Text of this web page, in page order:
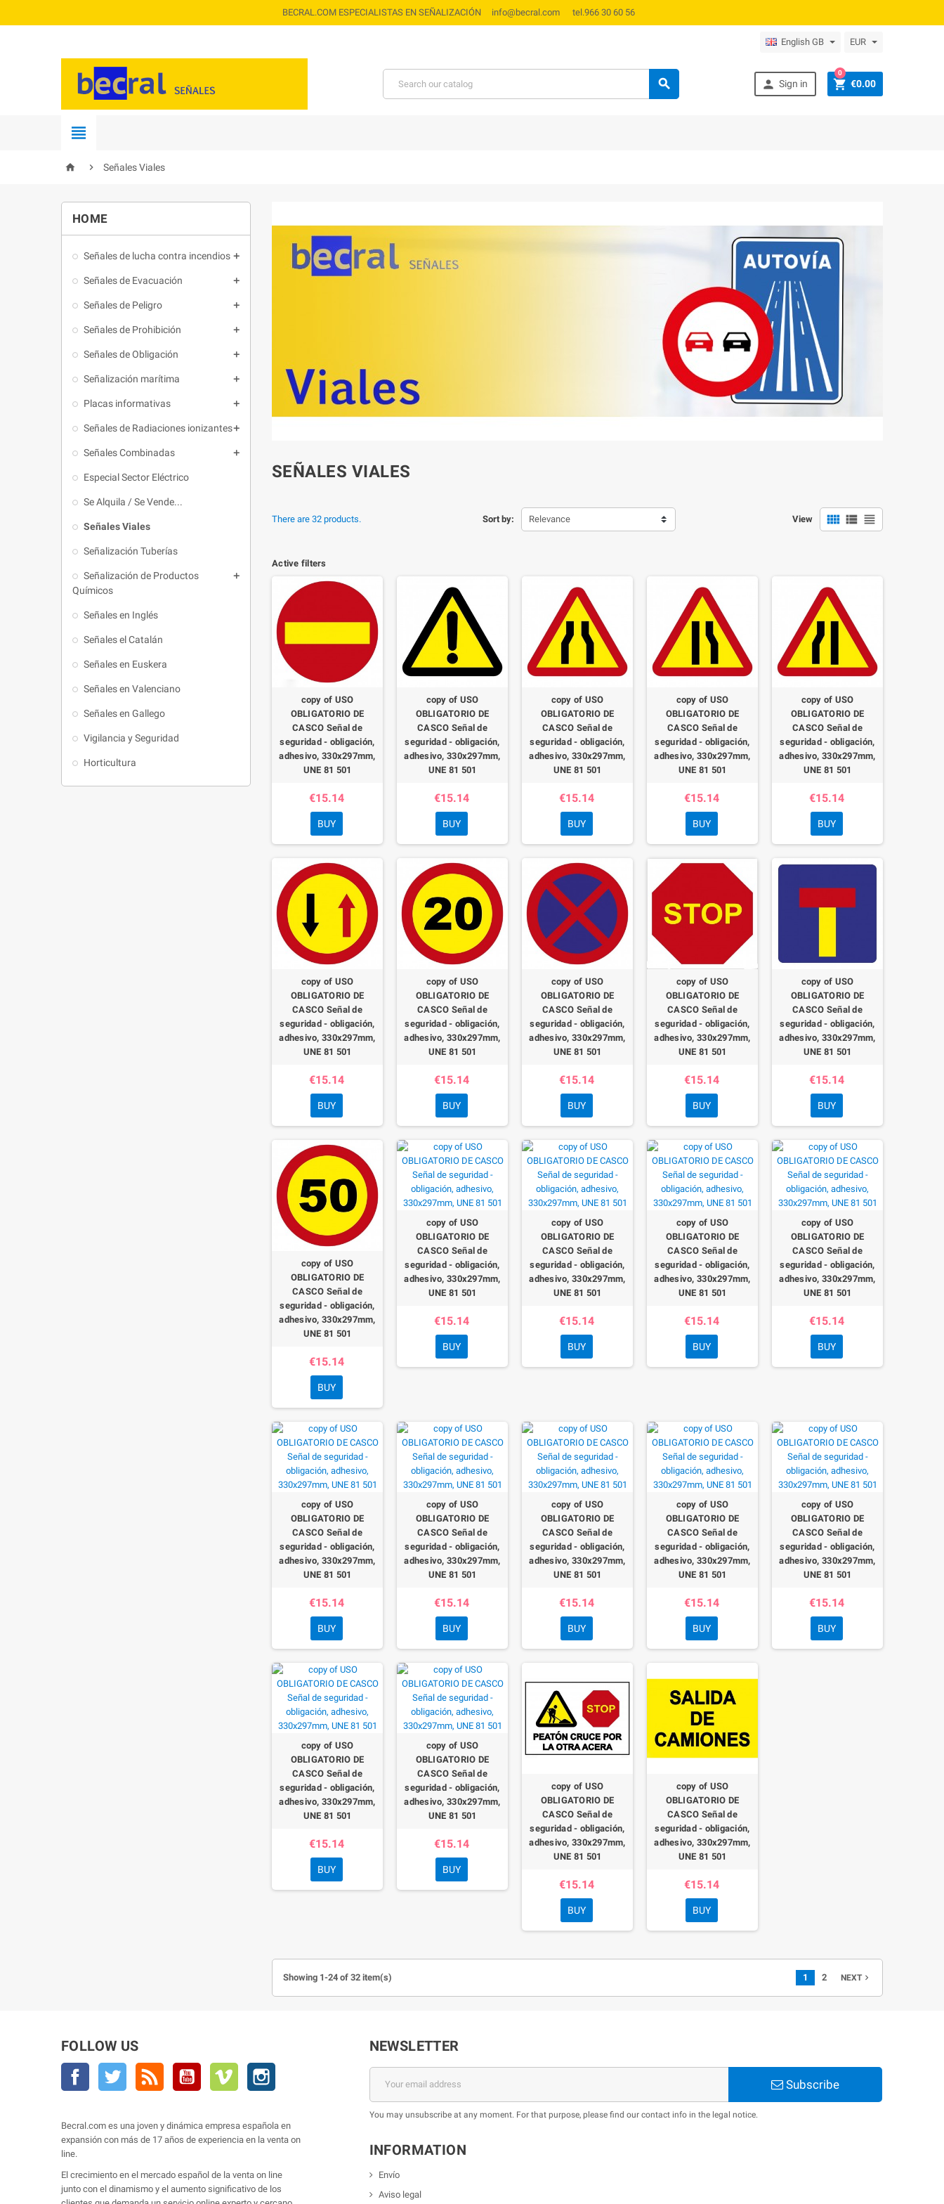
BECRAL.COM ESPECIALISTAS EN SEÑALIZACIÓN info@becral.com tel.966 30 60 56
English GB EUR
  Sign in  €0.00
0

  Señales Viales
HOME
Señales de lucha contra incendios 
Señales de Evacuación 
Señales de Peligro 
Señales de Prohibición 
Señales de Obligación 
Señalización marítima 
Placas informativas 
Señales de Radiaciones ionizantes
Señales Combinadas 
Especial Sector Eléctrico
Se Alquila / Se Vende...
Señales Viales
Señalización Tuberías
Señalización de Productos
Químicos

Señales en Inglés
Señales el Catalán
Señales en Euskera
Señales en Valenciano
Señales en Gallego
Vigilancia y Seguridad
Horticultura
SEÑALES VIALES
There are 32 products. Sort by: Relevance View   
Active filters
copy of USO
OBLIGATORIO DE
CASCO Señal de
seguridad - obligación,
adhesivo, 330x297mm,
UNE 81 501
€15.14
BUY
copy of USO
OBLIGATORIO DE
CASCO Señal de
seguridad - obligación,
adhesivo, 330x297mm,
UNE 81 501
€15.14
BUY
copy of USO
OBLIGATORIO DE
CASCO Señal de
seguridad - obligación,
adhesivo, 330x297mm,
UNE 81 501
€15.14
BUY
copy of USO
OBLIGATORIO DE
CASCO Señal de
seguridad - obligación,
adhesivo, 330x297mm,
UNE 81 501
€15.14
BUY
copy of USO
OBLIGATORIO DE
CASCO Señal de
seguridad - obligación,
adhesivo, 330x297mm,
UNE 81 501
€15.14
BUY
copy of USO
OBLIGATORIO DE
CASCO Señal de
seguridad - obligación,
adhesivo, 330x297mm,
UNE 81 501
€15.14
BUY
copy of USO
OBLIGATORIO DE
CASCO Señal de
seguridad - obligación,
adhesivo, 330x297mm,
UNE 81 501
€15.14
BUY
copy of USO
OBLIGATORIO DE
CASCO Señal de
seguridad - obligación,
adhesivo, 330x297mm,
UNE 81 501
€15.14
BUY
copy of USO
OBLIGATORIO DE
CASCO Señal de
seguridad - obligación,
adhesivo, 330x297mm,
UNE 81 501
€15.14
BUY
copy of USO
OBLIGATORIO DE
CASCO Señal de
seguridad - obligación,
adhesivo, 330x297mm,
UNE 81 501
€15.14
BUY
copy of USO
OBLIGATORIO DE
CASCO Señal de
seguridad - obligación,
adhesivo, 330x297mm,
UNE 81 501
€15.14
BUY
copy of USO
OBLIGATORIO DE
CASCO Señal de
seguridad - obligación,
adhesivo, 330x297mm,
UNE 81 501
€15.14
BUY
copy of USO
OBLIGATORIO DE
CASCO Señal de
seguridad - obligación,
adhesivo, 330x297mm,
UNE 81 501
€15.14
BUY
copy of USO
OBLIGATORIO DE
CASCO Señal de
seguridad - obligación,
adhesivo, 330x297mm,
UNE 81 501
€15.14
BUY
copy of USO
OBLIGATORIO DE
CASCO Señal de
seguridad - obligación,
adhesivo, 330x297mm,
UNE 81 501
€15.14
BUY
copy of USO
OBLIGATORIO DE
CASCO Señal de
seguridad - obligación,
adhesivo, 330x297mm,
UNE 81 501
€15.14
BUY
copy of USO
OBLIGATORIO DE
CASCO Señal de
seguridad - obligación,
adhesivo, 330x297mm,
UNE 81 501
€15.14
BUY
copy of USO
OBLIGATORIO DE
CASCO Señal de
seguridad - obligación,
adhesivo, 330x297mm,
UNE 81 501
€15.14
BUY
copy of USO
OBLIGATORIO DE
CASCO Señal de
seguridad - obligación,
adhesivo, 330x297mm,
UNE 81 501
€15.14
BUY
copy of USO
OBLIGATORIO DE
CASCO Señal de
seguridad - obligación,
adhesivo, 330x297mm,
UNE 81 501
€15.14
BUY
copy of USO
OBLIGATORIO DE
CASCO Señal de
seguridad - obligación,
adhesivo, 330x297mm,
UNE 81 501
€15.14
BUY
copy of USO
OBLIGATORIO DE
CASCO Señal de
seguridad - obligación,
adhesivo, 330x297mm,
UNE 81 501
€15.14
BUY
copy of USO
OBLIGATORIO DE
CASCO Señal de
seguridad - obligación,
adhesivo, 330x297mm,
UNE 81 501
€15.14
BUY
copy of USO
OBLIGATORIO DE
CASCO Señal de
seguridad - obligación,
adhesivo, 330x297mm,
UNE 81 501
€15.14
BUY
Showing 1-24 of 32 item(s) 1 2 NEXT
FOLLOW US
Facebook Twitter YouTube Vimeo
Becral.com es una joven y dinámica empresa española en
expansión con más de 17 años de experiencia en la venta on
line.
El crecimiento en el mercado español de la venta on line
junto con el dinamismo y el aumento significativo de los
NEWSLETTER
Subscribe
You may unsubscribe at any moment. For that purpose, please find our contact info in the legal notice.
INFORMATION
Envío
Aviso legal